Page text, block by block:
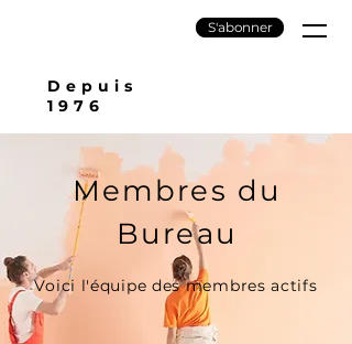
S'abonner
Depuis
1976
Membres du
Bureau
Voici l'équipe des membres actifs